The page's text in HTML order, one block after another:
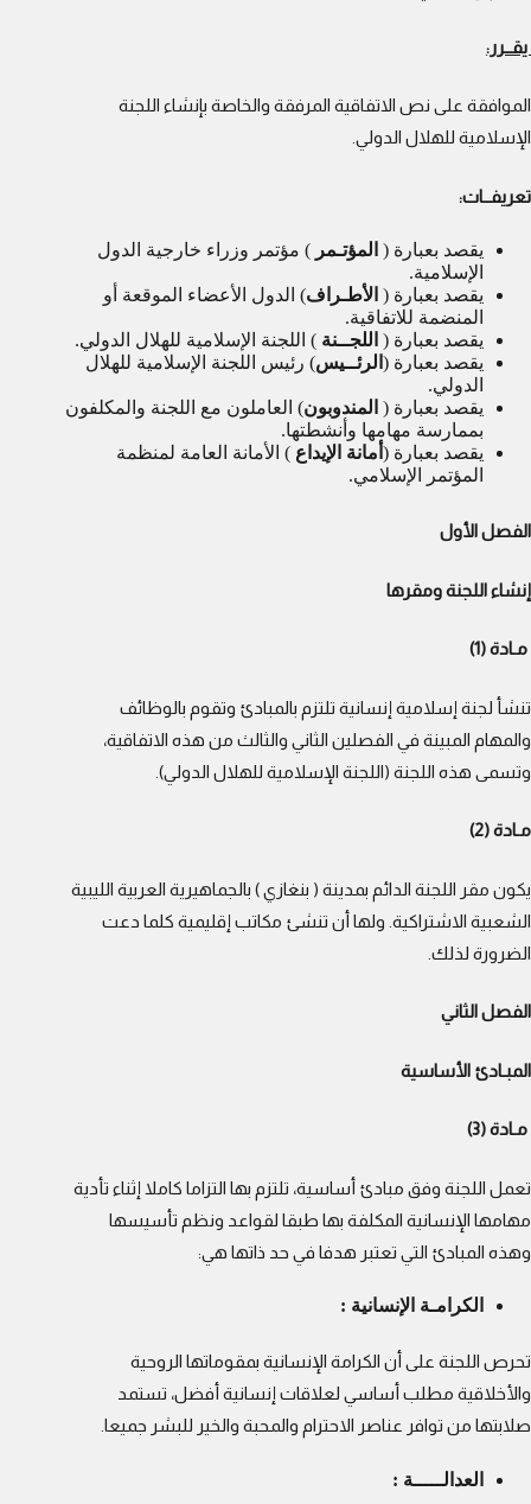
يقــرر:
الموافقة على نص الاتفاقية المرفقة والخاصة بإنشاء اللجنة
الإسلامية للهلال الدولي.
تعريفــات:
يقصد بعبارة ( المؤتـمر ) مؤتمر وزراء خارجية الدول
الإسلامية.
يقصد بعبارة ( الأطـراف) الدول الأعضاء الموقعة أو
المنضمة للاتفاقية.
يقصد بعبارة ( اللجــنة ) اللجنة الإسلامية للهلال الدولي.
يقصد بعبارة ( الرئــيس) رئيس اللجنة الإسلامية للهلال
الدولي.
يقصد بعبارة ( المندوبون) العاملون مع اللجنة والمكلفون
بممارسة مهامها وأنشطتها.
يقصد بعبارة ( أمانة الإيداع ) الأمانة العامة لمنظمة
المؤتمر الإسلامي.
الفصل الأول
إنشاء اللجنة ومقرها
مـادة (1)
تنشأ لجنة إسلامية إنسانية تلتزم بالمبادئ وتقوم بالوظائف
والمهام المبينة في الفصلين الثاني والثالث من هذه الاتفاقية،
وتسمى هذه اللجنة (اللجنة الإسلامية للهلال الدولي).
مـادة (2)
يكون مقر اللجنة الدائم بمدينة ( بنغازي ) بالجماهيرية العربية الليبية
الشعبية الاشتراكية. ولها أن تنشئ مكاتب إقليمية كلما دعت
الضرورة لذلك.
الفصل الثاني
المبـادئ الأساسية
مـادة (3)
تعمل اللجنة وفق مبادئ أساسية، تلتزم بها التزاما كاملا إثناء تأدية
مهامها الإنسانية المكلفة بها طبقا لقواعد ونظم تأسيسها
وهذه المبادئ التي تعتبر هدفا في حد ذاتها هي:
الكرامـة الإنسانية :
تحرص اللجنة على أن الكرامة الإنسانية بمقوماتها الروحية
والأخلاقية مطلب أساسي لعلاقات إنسانية أفضل، تستمد
صلابتها من توافر عناصر الاحترام والمحبة والخير للبشر جميعا.
العدالـــــة :